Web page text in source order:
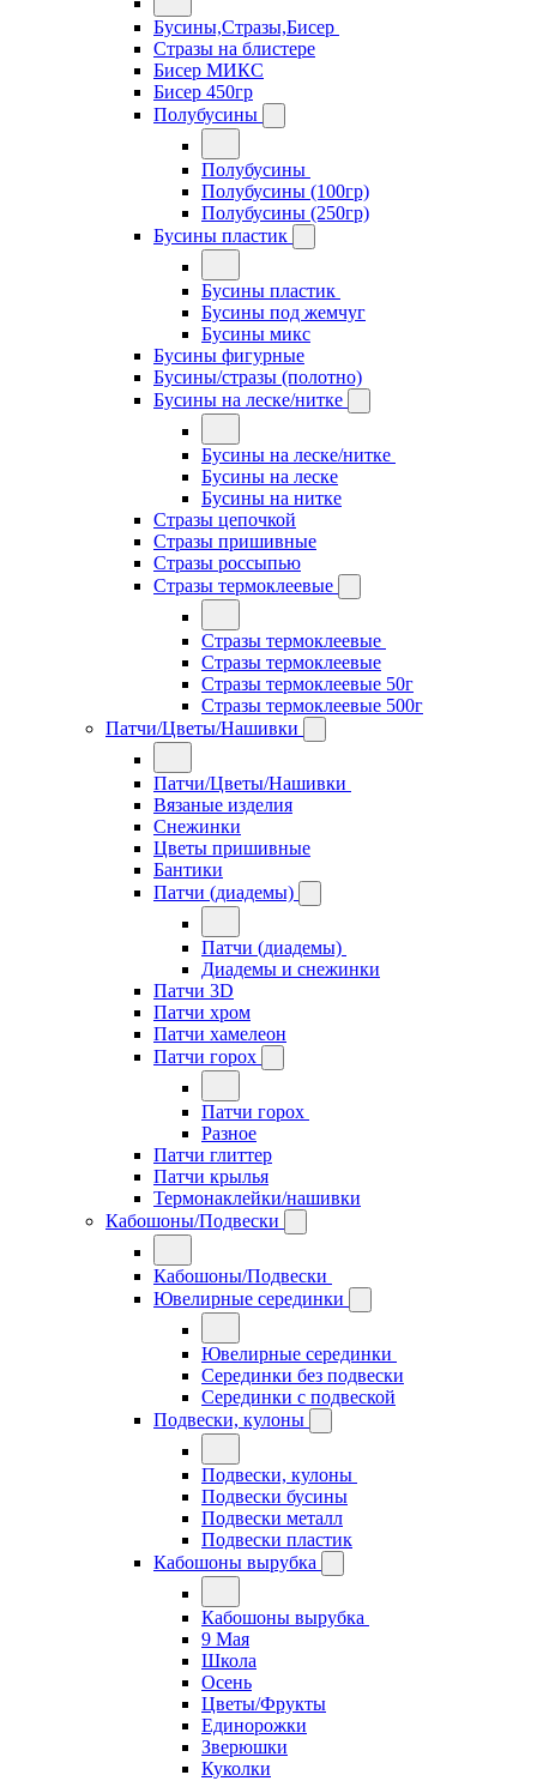
Бусины,Стразы,Бисер
Стразы на блистере
Бисер МИКС
Бисер 450гр
Полубусины
Полубусины
Полубусины (100гр)
Полубусины (250гр)
Бусины пластик
Бусины пластик
Бусины под жемчуг
Бусины микс
Бусины фигурные
Бусины/стразы (полотно)
Бусины на леске/нитке
Бусины на леске/нитке
Бусины на леске
Бусины на нитке
Стразы цепочкой
Стразы пришивные
Стразы россыпью
Стразы термоклеевые
Стразы термоклеевые
Стразы термоклеевые
Стразы термоклеевые 50г
Стразы термоклеевые 500г
Патчи/Цветы/Нашивки
Патчи/Цветы/Нашивки
Вязаные изделия
Снежинки
Цветы пришивные
Бантики
Патчи (диадемы)
Патчи (диадемы)
Диадемы и снежинки
Патчи 3D
Патчи хром
Патчи хамелеон
Патчи горох
Патчи горох
Разное
Патчи глиттер
Патчи крылья
Термонаклейки/нашивки
Кабошоны/Подвески
Кабошоны/Подвески
Ювелирные серединки
Ювелирные серединки
Серединки без подвески
Серединки с подвеской
Подвески, кулоны
Подвески, кулоны
Подвески бусины
Подвески металл
Подвески пластик
Кабошоны вырубка
Кабошоны вырубка
9 Мая
Школа
Осень
Цветы/Фрукты
Единорожки
Зверюшки
Куколки